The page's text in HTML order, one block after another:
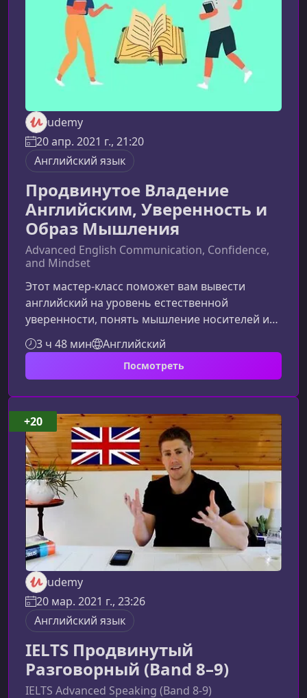
udemy
20 апр. 2021 г., 21:20
Английский язык
Продвинутое Владение
Английским, Уверенность и
Образ Мышления
Advanced English Communication, Confidence,
and Mindset
Этот мастер‑класс поможет вам вывести
английский на уровень естественной
уверенности, понять мышление носителей и
научиться говорить свободно, без зажатости
и пауз. О КурсеНа этом мастер‑классе вы
получите не просто продвинутый английский
говорить естественно, свободно и
эмоционально уверенно. Курс сочетает
техники речевого мастерства, элементы
психологии изучения языка и практику,
направленную на снятие вну
3 ч 48 мин Английский
Посмотреть
udemy
20 мар. 2021 г., 23:26
Английский язык
IELTS Продвинутый
Разговорный (Band 8–9)
IELTS Advanced Speaking (Band 8-9)
+20